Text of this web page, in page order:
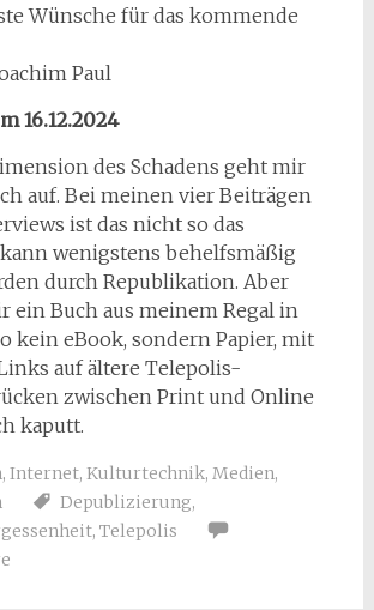
Wünsche für das kommende
Paul
16.12.2024
des Schadens geht mir
auf. Bei meinen vier Beiträgen
ist das nicht so das
kann wenigstens behelfsmäßig
durch Republikation. Aber
ein Buch aus meinem Regal in
kein eBook, sondern Papier, mit
auf ältere Telepolis-
zwischen Print und Online
kaputt.
, Internet, Kulturtechnik, Medien,
Depublizierung,
, Telepolis